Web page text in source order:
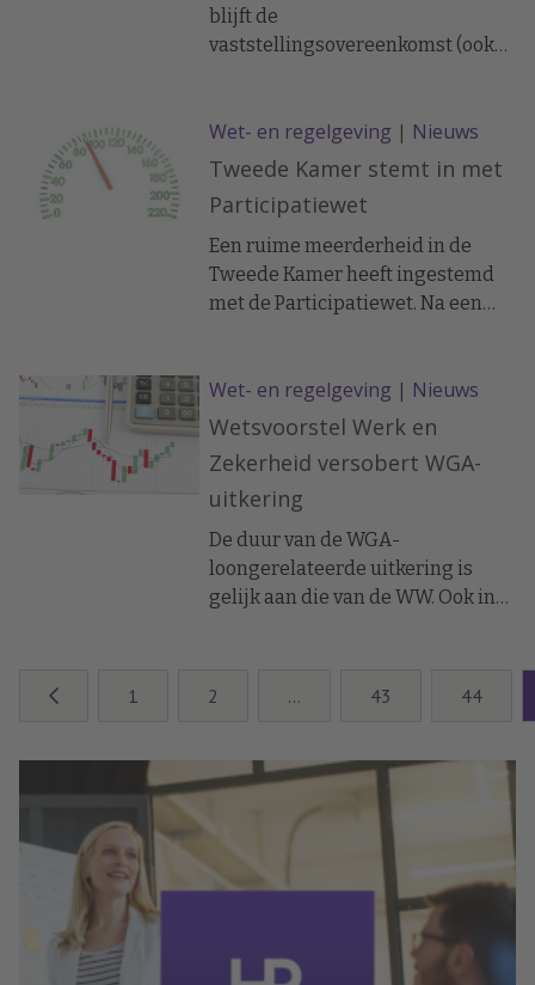
en Bijstand.
blijft de
vaststellingsovereenkomst (ook
gehandhaafd. Er wordt echter
aanvullend een 'bedenktijd'
recht op bedenktijd van twee
weken gaat per 1 juli 2015 in.
Wet- en regelgeving | Nieuws
Tweede Kamer stemt in met
Participatiewet
Een ruime meerderheid in de
Tweede Kamer heeft ingestemd
met de Participatiewet. Na een
PvdA, D66, ChristenUnie, SGP , CDA
en Bontes voor de wet van
(Sociale Zaken en
Werkgelegenheid) die tot doel
heeft mensen met een beperking
veel meer kansen te bieden op de
arbeidsmarkt. Het kabinet heeft
Wet- en regelgeving | Nieuws
Wetsvoorstel Werk en
Zekerheid versobert WGA-
uitkering
De duur van de WGA-
loongerelateerde uitkering is
gelijk aan die van de WW. Ook in
WGA-uitkering wordt verkort van
38 tot 24 maanden.
1 2 … 43 44